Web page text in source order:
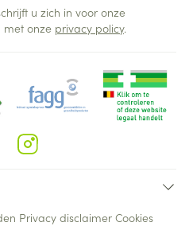
u zich in voor onze
met onze privacy policy.
Privacy disclaimer Cookies